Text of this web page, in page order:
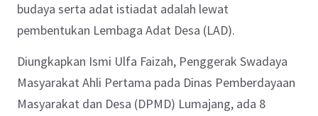
budaya serta adat istiadat adalah lewat
pembentukan Lembaga Adat Desa (LAD).
Diungkapkan Ismi Ulfa Faizah, Penggerak Swadaya
Masyarakat Ahli Pertama pada Dinas Pemberdayaan
Masyarakat dan Desa (DPMD) Lumajang, ada 8